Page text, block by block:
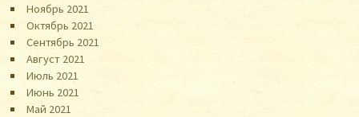
Ноябрь 2021
Октябрь 2021
Сентябрь 2021
Август 2021
Июль 2021
Июнь 2021
Май 2021